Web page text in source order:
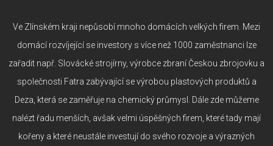
Ve Zlínském kraji nepůsobí mnoho domácích velkých firem. Mezi
domácí rozvíjející se investory s více než 1000 zaměstnanci lze
zařadit např. Slovácké strojírny, výrobce zbraní Českou zbrojovku a
společnosti Fatra zabývající se výrobou plastových produktů a
Deza, která se zaměřuje na chemický průmysl. Dále zde můžeme
nalézt řadu menších, avšak velmi úspěšných firem, které tady mají
kořeny a které neustále investují do svého rozvoje a výrazných